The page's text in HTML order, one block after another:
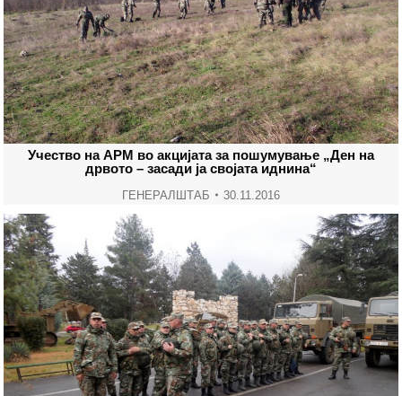
Учество на АРМ во акцијата за пошумување „Ден на
дрвото – засади ја својата иднина“
ГЕНЕРАЛШТАБ 30.11.2016